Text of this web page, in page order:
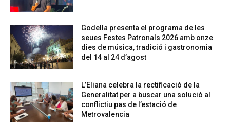
Godella presenta el programa de les
seues Festes Patronals 2026 amb onze
dies de música, tradició i gastronomia
del 14 al 24 d’agost
L’Eliana celebra la rectificació de la
Generalitat per a buscar una solució al
conflictiu pas de l’estació de
Metrovalencia